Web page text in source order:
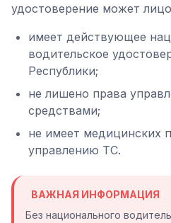
удостоверение может
имеет действующее
водительское
Республики;
не лишено права
средствами;
не имеет медицинских
управлению ТС.
ВАЖНАЯ ИНФОРМАЦИЯ
Без национального